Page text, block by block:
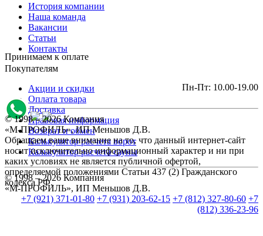
История компании
Наша команда
Вакансии
Статьи
Контакты
Покупателям
Акции и скидки
Оплата товара
Доставка
Правовая информация
Возврат и обмен
Калькулятор расчета ворот
Калькулятор расчета сауны
© 1998 – 2026 Компания
«М-ПРОФИЛЬ», ИП Меньшов Д.В.
+7 (921) 371-01-80 +7 (931) 203-62-15 +7 (812) 327-80-60 +7
(812) 336-23-96
Принимаем к оплате
Пн-Пт: 10.00-19.00
© 1998 – 2026 Компания
«М-ПРОФИЛЬ», ИП Меньшов Д.В.
Обращаем ваше внимание на то, что данный интернет-сайт
носит исключительно информационный характер и ни при
каких условиях не является публичной офертой,
определяемой положениями Статьи 437 (2) Гражданского
кодекса РФ.